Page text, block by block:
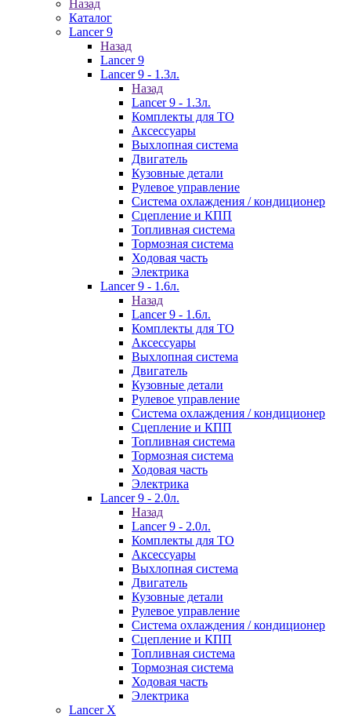
Назад
Каталог
Lancer 9
Назад
Lancer 9
Lancer 9 - 1.3л.
Назад
Lancer 9 - 1.3л.
Комплекты для ТО
Аксессуары
Выхлопная система
Двигатель
Кузовные детали
Рулевое управление
Система охлаждения / кондиционер
Сцепление и КПП
Топливная система
Тормозная система
Ходовая часть
Электрика
Lancer 9 - 1.6л.
Назад
Lancer 9 - 1.6л.
Комплекты для ТО
Аксессуары
Выхлопная система
Двигатель
Кузовные детали
Рулевое управление
Система охлаждения / кондиционер
Сцепление и КПП
Топливная система
Тормозная система
Ходовая часть
Электрика
Lancer 9 - 2.0л.
Назад
Lancer 9 - 2.0л.
Комплекты для ТО
Аксессуары
Выхлопная система
Двигатель
Кузовные детали
Рулевое управление
Система охлаждения / кондиционер
Сцепление и КПП
Топливная система
Тормозная система
Ходовая часть
Электрика
Lancer X